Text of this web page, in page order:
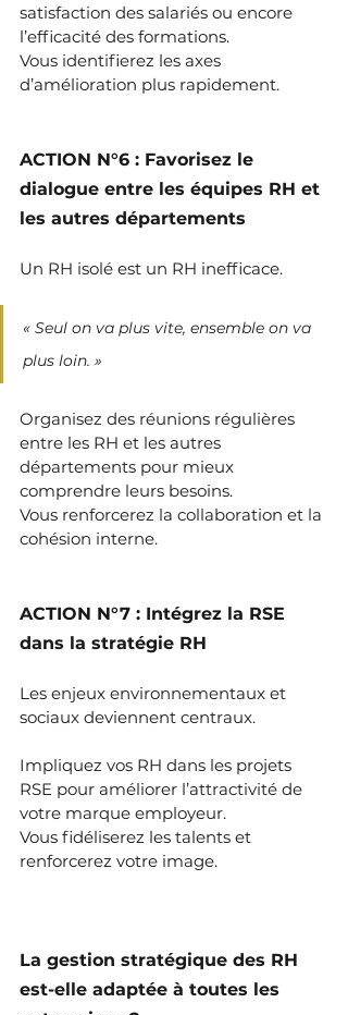
satisfaction des salariés ou encore
l’efficacité des formations.
Vous identifierez les axes
d’amélioration plus rapidement.
ACTION N°6 : Favorisez le
dialogue entre les équipes RH et
les autres départements
Un RH isolé est un RH inefficace.
« Seul on va plus vite, ensemble on va
plus loin. »
Organisez des réunions régulières
entre les RH et les autres
départements pour mieux
comprendre leurs besoins.
Vous renforcerez la collaboration et la
cohésion interne.
ACTION N°7 : Intégrez la RSE
dans la stratégie RH
Les enjeux environnementaux et
sociaux deviennent centraux.
Impliquez vos RH dans les projets
RSE pour améliorer l’attractivité de
votre marque employeur.
Vous fidéliserez les talents et
renforcerez votre image.
La gestion stratégique des RH
est-elle adaptée à toutes les